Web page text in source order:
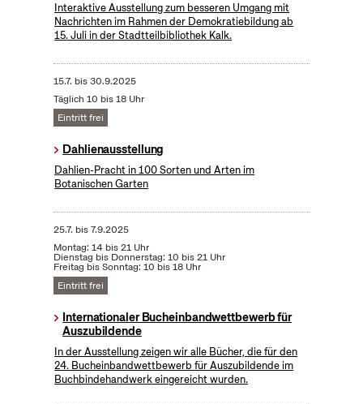
Interaktive Ausstellung zum besseren Umgang mit
Nachrichten im Rahmen der Demokratiebildung ab
15. Juli in der Stadtteilbibliothek Kalk.
15.7. bis30.9.2025
Täglich 10 bis 18 Uhr
Eintritt frei
Dahlienausstellung
Dahlien-Pracht in 100 Sorten und Arten im
Botanischen Garten
25.7. bis7.9.2025
Montag: 14 bis 21 Uhr
Dienstag bis Donnerstag: 10 bis 21 Uhr
Freitag bis Sonntag: 10 bis 18 Uhr
Eintritt frei
Internationaler Bucheinbandwettbewerb für
Auszubildende
In der Ausstellung zeigen wir alle Bücher, die für den
24. Bucheinbandwettbewerb für Auszubildende im
Buchbindehandwerk eingereicht wurden.